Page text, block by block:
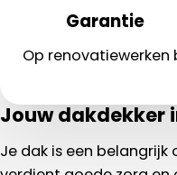
Garantie
Op renovatiewerken
Jouw dakdekker
Je dak is een belangrijk